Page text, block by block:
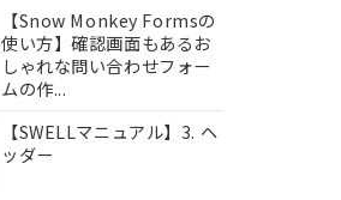
【Snow Monkey Formsの
使い方】確認画面もあるお
しゃれな問い合わせフォー
ムの作...
【SWELLマニュアル】3. ヘ
ッダー